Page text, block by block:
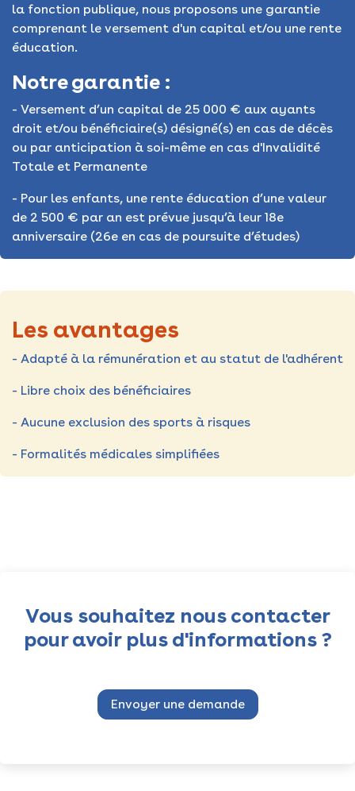
la fonction publique, nous proposons une garantie
comprenant le versement d'un capital et/ou une rente
éducation.
Notre garantie :
- Versement d’un capital de 25 000 € aux ayants
droit et/ou bénéficiaire(s) désigné(s) en cas de décès
ou par anticipation à soi-même en cas d'Invalidité
Totale et Permanente
- Pour les enfants, une rente éducation d’une valeur
de 2 500 € par an est prévue jusqu’à leur 18e
anniversaire (26e en cas de poursuite d’études)
Les avantages
- Adapté à la rémunération et au statut de l'adhérent
- Libre choix des bénéficiaires
- Aucune exclusion des sports à risques
- Formalités médicales simplifiées
Vous souhaitez nous contacter
pour avoir plus d'informations ?
Envoyer une demande